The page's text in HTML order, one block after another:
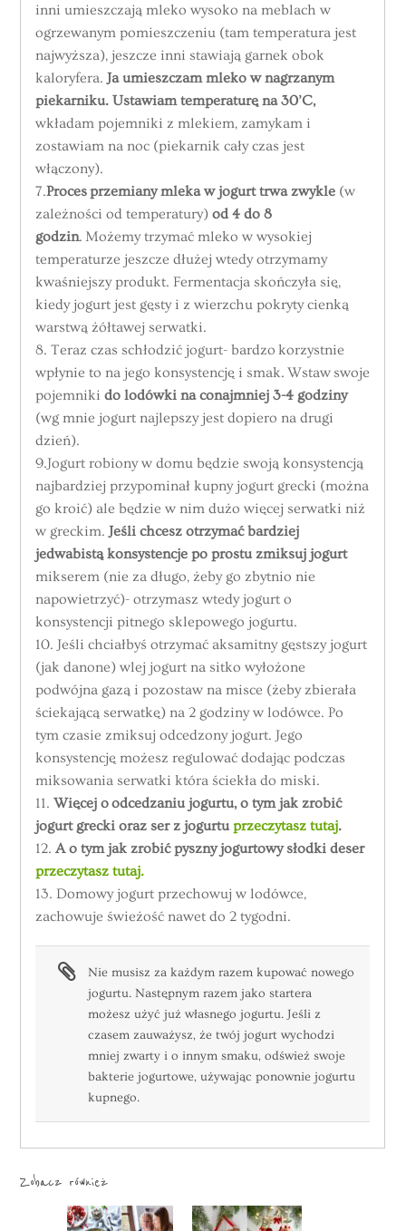
inni umieszczają mleko wysoko na meblach w
ogrzewanym pomieszczeniu (tam temperatura jest
najwyższa), jeszcze inni stawiają garnek obok
kaloryfera. Ja umieszczam mleko w nagrzanym
piekarniku. Ustawiam temperaturę na 30’C,
wkładam pojemniki z mlekiem, zamykam i
zostawiam na noc (piekarnik cały czas jest
włączony).
7.Proces przemiany mleka w jogurt trwa zwykle (w
zależności od temperatury)od 4 do 8
godzin. Możemy trzymać mleko w wysokiej
temperaturze jeszcze dłużej wtedy otrzymamy
kwaśniejszy produkt. Fermentacja skończyła się,
kiedy jogurt jest gęsty i z wierzchu pokryty cienką
warstwą żółtawej serwatki.
8. Teraz czas schłodzić jogurt- bardzo korzystnie
wpłynie to na jego konsystencję i smak. Wstaw swoje
pojemnikido lodówki na conajmniej 3-4 godziny
(wg mnie jogurt najlepszy jest dopiero na drugi
dzień).
9.Jogurt robiony w domu będzie swoją konsystencją
najbardziej przypominał kupny jogurt grecki (można
go kroić) ale będzie w nim dużo więcej serwatki niż
w greckim.Jeśli chcesz otrzymać bardziej
jedwabistą konsystencje po prostu zmiksuj jogurt
mikserem (nie za długo, żeby go zbytnio nie
napowietrzyć)- otrzymasz wtedy jogurt o
konsystencji pitnego sklepowego jogurtu.
10. Jeśli chciałbyś otrzymać aksamitny gęstszy jogurt
(jak danone) wlej jogurt na sitko wyłożone
podwójna gazą i pozostaw na misce (żeby zbierała
ściekającą serwatkę) na 2 godziny w lodówce. Po
tym czasie zmiksuj odcedzony jogurt. Jego
konsystencję możesz regulować dodając podczas
miksowania serwatki która ściekła do miski.
11.Więcej o odcedzaniu jogurtu, o tym jak zrobić
jogurt grecki oraz ser z jogurtuprzeczytasz tutaj.
12. A o tym jak zrobić pyszny jogurtowy słodki deser
przeczytasz tutaj.
13. Domowy jogurt przechowuj w lodówce,
zachowuje świeżość nawet do 2 tygodni.
Nie musisz za każdym razem kupować nowego
jogurtu. Następnym razem jako startera
możesz użyć już własnego jogurtu. Jeśli z
czasem zauważysz, że twój jogurt wychodzi
mniej zwarty i o innym smaku, odśwież swoje
bakterie jogurtowe, używając ponownie jogurtu
kupnego.
Zobacz również